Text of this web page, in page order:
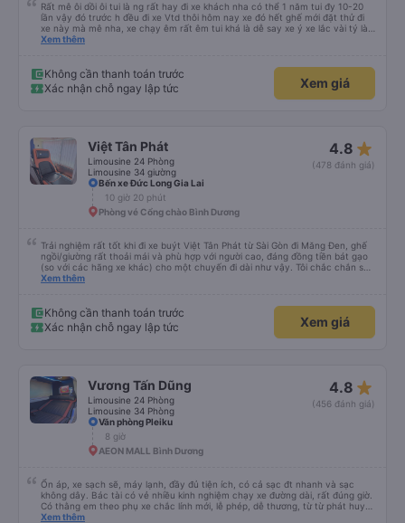
Rất mê ôi dồi ôi tui là ng rất hay đi xe khách nha có thể 1 năm tui đy 10-20
lần vậy đó trước h đều đi xe Vtd thôi hôm nay xe đó hết ghế mới đặt thử đi
xe này mà mê nha, xe chạy êm rất êm tui khá là dễ say xe ý xe lắc vài tý là
tui say liền à mà đi xe này tui ngồi các kiểu thậm chí gần nữa đoạn đg tui
má ko hôi ko ngứa đắp yên tâm lắm tr có mấy xe chăn mỏng điều hòa lạnh
đắp vào 1 lúc vừa hôi vừa ngứa hổng dám đắp, mấy trạm dừng chân đi WC
có nước nha, huhu nhiều chỗ tui đi mấy xe khác ko có nc thậm chí giấy cũng
say nhưng giường bé, vé ăn nhích hơn so vs những xe khác, phục vụ vé ko
tốt nhưng tui chuyên gia đặt vé on nên nói chung tuỵt zời sau này sẽ là
khách quen 😍😍
Xem thêm
Không cần thanh toán trước
Xác nhận chỗ ngay lập tức
Xem giá
Việt Tân Phát
Limousine 24 Phòng
Limousine 34 giường
4.8 star_rate
(478 đánh giá)
Bến xe Đức Long Gia Lai
10 giờ 20 phút
Phòng vé Cổng chào Bình Dương
Trải nghiệm rất tốt khi đi xe buýt Việt Tân Phát từ Sài Gòn đi Măng Đen, ghế
ngồi/giường rất thoải mái và phù hợp với người cao, đáng đồng tiền bát gạo
(so với các hãng xe khác) cho một chuyến đi dài như vậy. Tôi chắc chắn sẽ
sử dụng lại sau.
Xem thêm
Không cần thanh toán trước
Xác nhận chỗ ngay lập tức
Xem giá
Vương Tấn Dũng
Limousine 24 Phòng
Limousine 34 Phòng
4.8 star_rate
(456 đánh giá)
Văn phòng Pleiku
8 giờ
AEON MALL Bình Dương
Ổn áp, xe sạch sẽ, máy lạnh, đầy đủ tiện ích, có cả sạc đt nhanh và sạc
không dây. Bác tài có vẻ nhiều kinh nghiệm chạy xe đường dài, rất đúng giờ.
Có thằng em theo phụ xe chắc lính mới, lễ phép, dễ thương, từ từ phát huy
nhé em trai. 😊
Xem thêm